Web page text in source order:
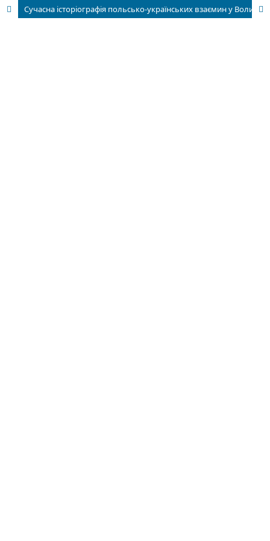
Сучасна історіографія польсько-українських взаємин у Волинському воєводстві II Речіпосполитої: правовий статус та національна політика